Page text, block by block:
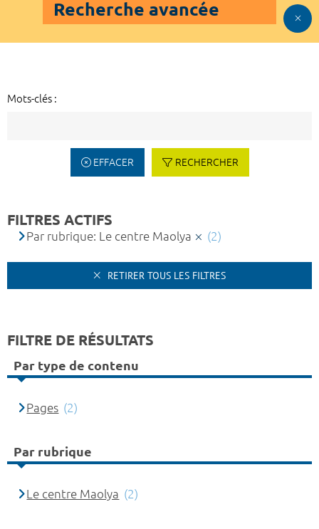
Recherche avancée
Mots-clés :
EFFACER RECHERCHER
FILTRES ACTIFS
Par rubrique: Le centre Maolya (2)
RETIRER TOUS LES FILTRES
FILTRE DE RÉSULTATS
Par type de contenu
Pages (2)
Par rubrique
Le centre Maolya (2)